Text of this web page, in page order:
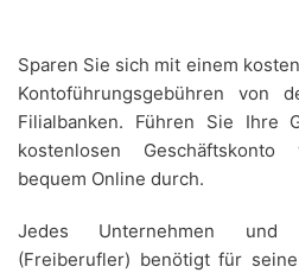
Sparen Sie sich mit einem
Kontoführungsgebühren von
Filialbanken. Führen Sie Ihre
kostenlosen
bequem Online durch.
Jedes Unternehmen und
(Freiberufler) benötigt für